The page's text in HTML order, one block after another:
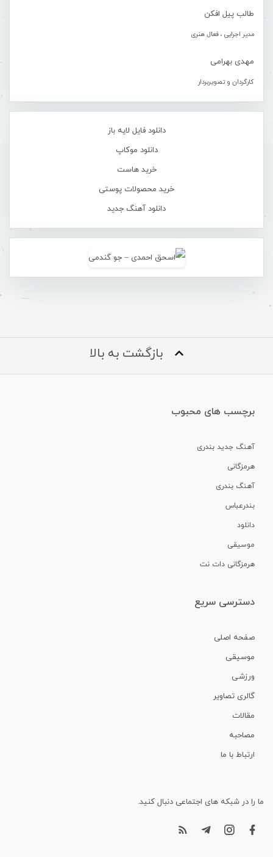
طالب پیل افکن
مدیر اجرایی ، فعال هنری
مهدی بهرامی
کارگردان و تصویربردار
دانلود فایل لایه باز
دانلود موکاپ
خرید هاست
خرید محصولات پوستی
دانلود آهنگ جدید
بازگشت به بالا
برچسب های محبوب
آهنگ جدید بندری
هرمزگانی
آهنگ بندری
بندرعباس
دانلود
موسیقی
هرمزگانی دات نت
دسترسی سریع
صفحه اصلی
موسیقی
ورزشی
گالری تصاویر
مقالات
مصاحبه
ارتباط با ما
ما را در شبکه های اجتماعی دنبال کنید.